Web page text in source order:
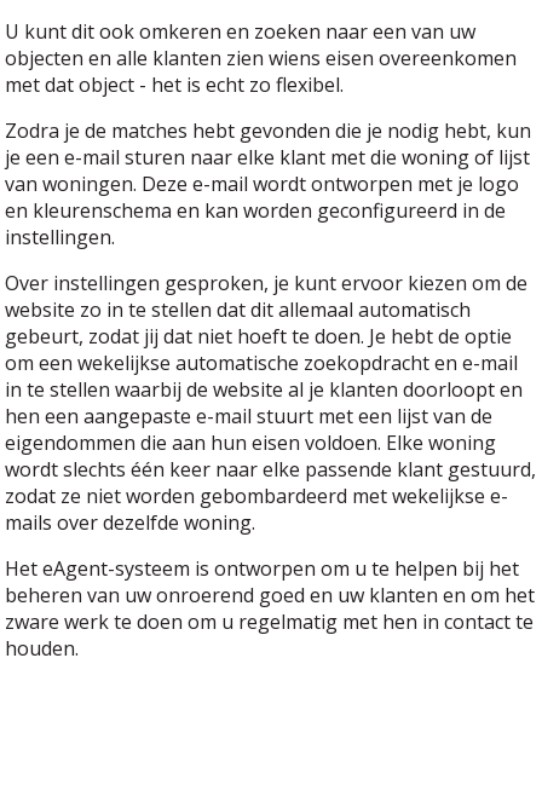
U kunt dit ook omkeren en zoeken naar een van uw
objecten en alle klanten zien wiens eisen overeenkomen
met dat object - het is echt zo flexibel.
Zodra je de matches hebt gevonden die je nodig hebt, kun
je een e-mail sturen naar elke klant met die woning of lijst
van woningen. Deze e-mail wordt ontworpen met je logo
en kleurenschema en kan worden geconfigureerd in de
instellingen.
Over instellingen gesproken, je kunt ervoor kiezen om de
website zo in te stellen dat dit allemaal automatisch
gebeurt, zodat jij dat niet hoeft te doen. Je hebt de optie
om een wekelijkse automatische zoekopdracht en e-mail
in te stellen waarbij de website al je klanten doorloopt en
hen een aangepaste e-mail stuurt met een lijst van de
eigendommen die aan hun eisen voldoen. Elke woning
wordt slechts één keer naar elke passende klant gestuurd,
zodat ze niet worden gebombardeerd met wekelijkse e-
mails over dezelfde woning.
Het eAgent-systeem is ontworpen om u te helpen bij het
beheren van uw onroerend goed en uw klanten en om het
zware werk te doen om u regelmatig met hen in contact te
houden.